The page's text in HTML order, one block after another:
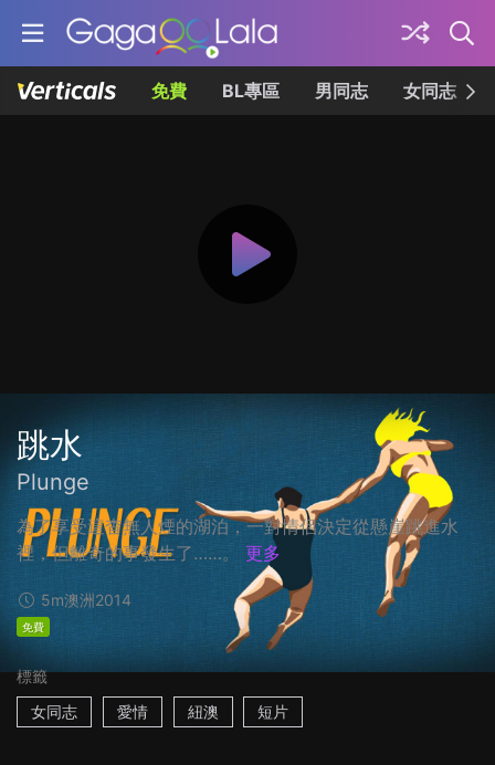
免費 BL專區 男同志 女同志
跳水
Plunge
為了享受這杳無人煙的湖泊，一對情侶決定從懸崖跳進水
裡，但離奇的事發生了……。
更多
5m澳洲2014
免費
標籤
女同志
愛情 紐澳 短片